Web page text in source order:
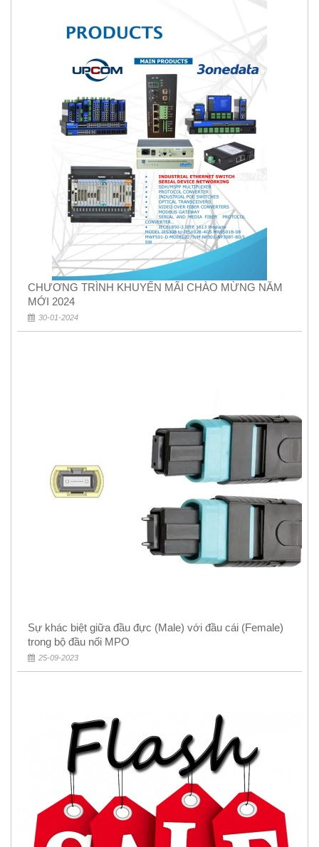
CHƯƠNG TRÌNH KHUYẾN MÃI CHÀO MỪNG NĂM
MỚI 2024
30-01-2024
Sự khác biệt giữa đầu đực (Male) với đầu cái (Female)
trong bộ đầu nối MPO
25-09-2023